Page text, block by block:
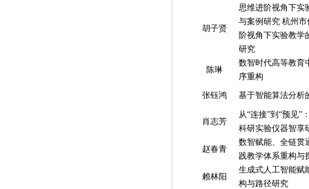
胡子贤
思维进阶视角下实
与案例研究 杭州
阶视角下实验教学
研究
陈琳
数智时代高等教育
序重构
张钰鸿
基于智能算法分析
肖志芳
从“连接”到“预见”
科研实验仪器智享
赵春青
数智赋能、全链贯
践教学体系重构与
赖林阳
生成式人工智能赋
构与路径研究